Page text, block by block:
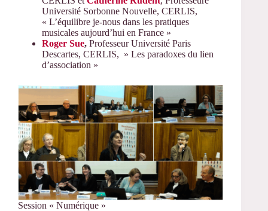
Université Sorbonne Nouvelle, CERLIS,
« L’équilibre je-nous dans les pratiques
musicales aujourd’hui en France »
Roger Sue, Professeur Université Paris
Descartes, CERLIS, » Les paradoxes du lien
d’association »
Session « Numérique »